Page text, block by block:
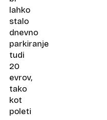
lahko
stalo
dnevno
parkiranje
tudi
20
evrov,
tako
kot
poleti